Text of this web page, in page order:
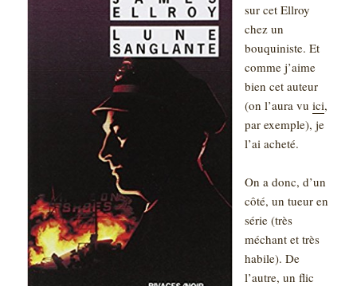
sur cet Ellroy
chez un
bouquiniste. Et
comme j’aime
bien cet auteur
(on l’aura vuici,
par exemple), je
l’ai acheté.
On a donc, d’un
côté, un tueur en
série (très
méchant et très
habile). De
l’autre, un flic